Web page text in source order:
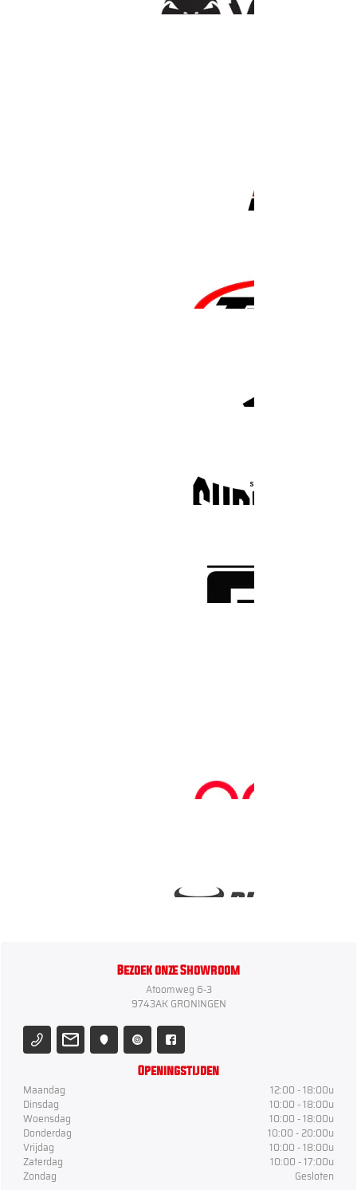
Bezoek onze Showroom
Atoomweg 6-3
9743AK GRONINGEN
Openingstijden
Maandag
12:00 - 18:00u
Dinsdag
10:00 - 18:00u
Woensdag
10:00 - 18:00u
Donderdag
10:00 - 20:00u
Vrijdag
10:00 - 18:00u
Zaterdag
10:00 - 17:00u
Zondag
Gesloten